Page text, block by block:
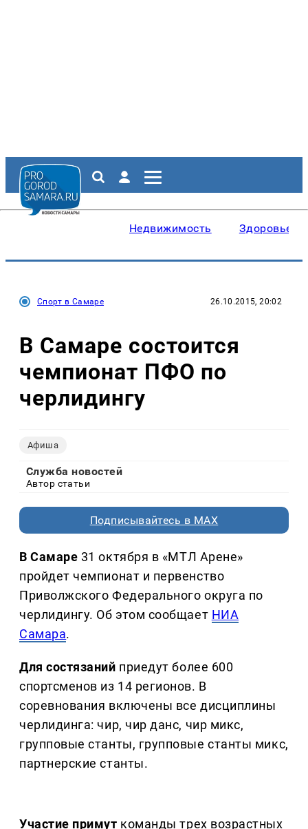
Недвижимость Здоровье
Спорт в Самаре 26.10.2015, 20:02
В Самаре состоится
чемпионат ПФО по
черлидингу
Афиша
Служба новостей
Автор статьи
Подписывайтесь в MAX
В Самаре 31 октября в «МТЛ Арене»
пройдет чемпионат и первенство
Приволжского Федерального округа по
черлидингу. Об этом сообщает НИА
Самара.
Для состязаний приедут более 600
спортсменов из 14 регионов. В
соревнования включены все дисциплины
черлидинга: чир, чир данс, чир микс,
групповые станты, групповые станты микс,
партнерские станты.
Участие примут команды трех возрастных